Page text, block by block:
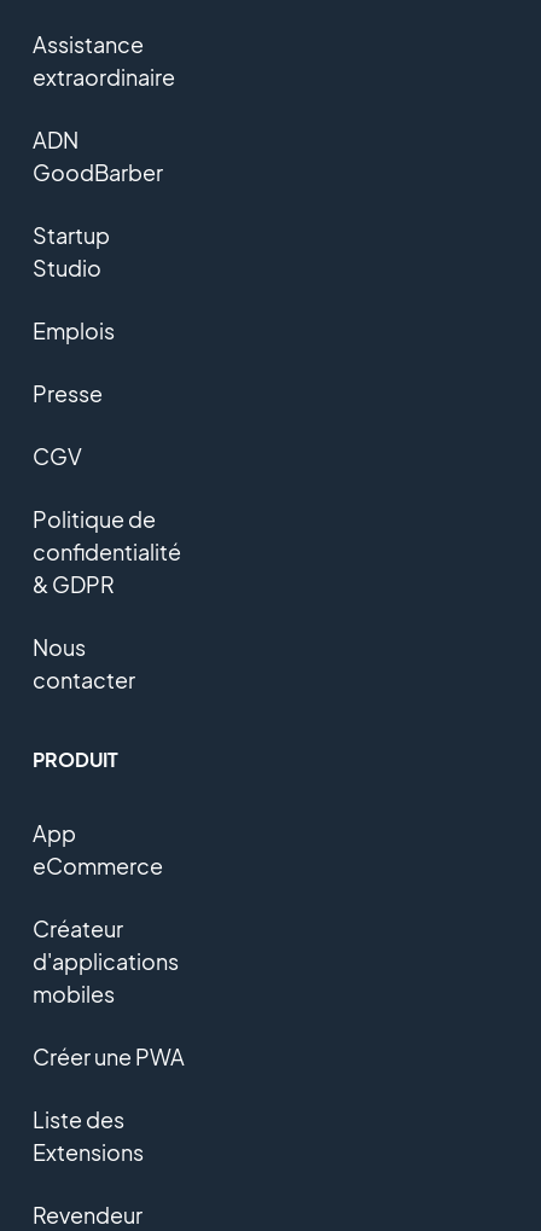
Assistance
extraordinaire
ADN
GoodBarber
Startup
Studio
Emplois
Presse
CGV
Politique de
confidentialité
& GDPR
Nous
contacter
PRODUIT
App
eCommerce
Créateur
d'applications
mobiles
Créer une PWA
Liste des
Extensions
Revendeur